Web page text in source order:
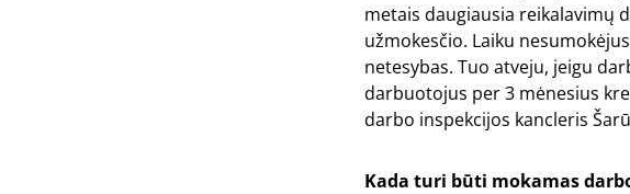
metais daugiausia reikalavimų
užmokesčio. Laiku
netesybas. Tuo atveju, jeigu
darbuotojus per 3 mėnesius
darbo inspekcijos kancleris
Kada turi būti mokamas